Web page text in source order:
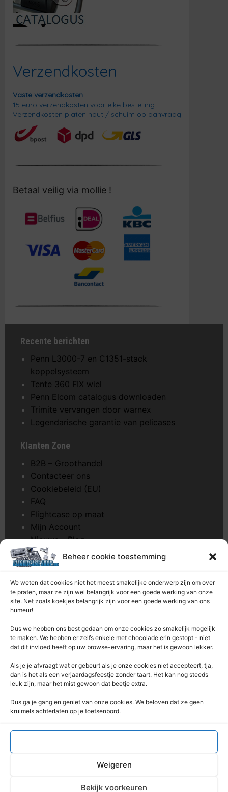
Beheer cookie toestemming
We weten dat cookies niet het meest smakelijke onderwerp zijn om over
te praten, maar ze zijn wel belangrijk voor een goede werking van onze
site. Net zoals koekjes belangrijk zijn voor een goede werking van ons
humeur!
Dus we hebben ons best gedaan om onze cookies zo smakelijk mogelijk
te maken. We hebben er zelfs enkele met chocolade erin gestopt - niet
dat dit invloed heeft op uw browse-ervaring, maar het is gewoon lekker.
Als je je afvraagt ​​wat er gebeurt als je onze cookies niet accepteert, tja,
dan is het als een verjaardagsfeestje zonder taart. Het kan nog steeds
leuk zijn, maar het mist gewoon dat beetje extra.
Dus ga je gang en geniet van onze cookies. We beloven dat ze geen
kruimels achterlaten op je toetsenbord.
Weigeren
Bekijk voorkeuren
Verzendkosten
Vaste verzendkosten
15 euro verzendkosten voor elke bestelling.
Verzendkosten platen hout / schuim op aanvraag
Betaal veilig via mollie !
Recente berichten
Penn L3000-7 en C1351-stack
koppelsysteem
Tente 360 FIX wiel
Penn Elcom catalogus downloaden
Trimite vervangen door warnex
Legendarische garantie van pelicases
Klanten Zone
B2B – Groothandel
Contacteer ons
Cookiebeleid (EU)
FAQ
Flightcase op maat
Mijn Account
Nieuws – Blog
Onderhoud pagina
Over ons
Retourrecht
Winkelwagen
Zaagservice – CNC
Contacteer Ons
Rentek BV – Protekt
Nieuwpoortlaan 21 / 1
3600 Genk
Limburg – België
BTW : BE-0538.802.039